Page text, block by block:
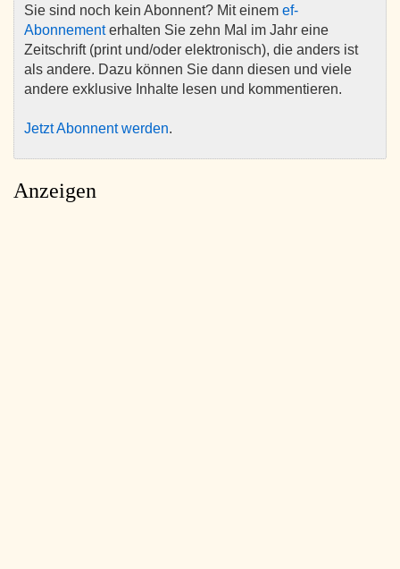
Sie sind noch kein Abonnent? Mit einem ef-
Abonnementerhalten Sie zehn Mal im Jahr eine
Zeitschrift (print und/oder elektronisch), die anders ist
als andere. Dazu können Sie dann diesen und viele
andere exklusive Inhalte lesen und kommentieren.
Jetzt Abonnent werden.
Anzeigen